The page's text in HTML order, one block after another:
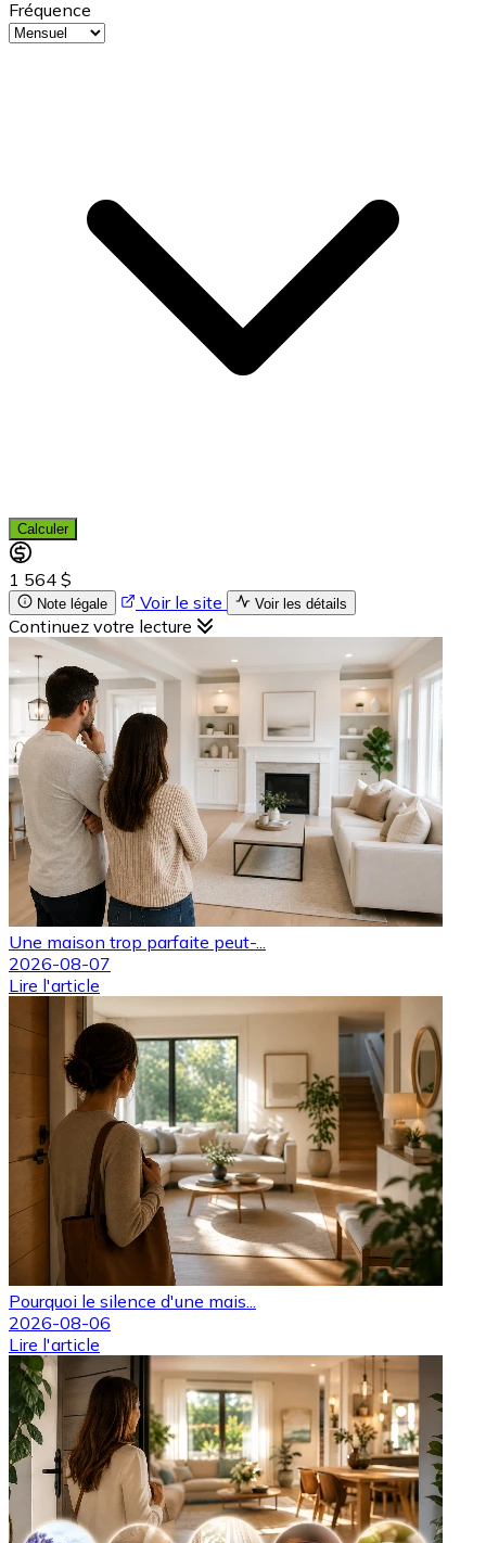
Fréquence
Calculer
1 564 $
Note légale Voir le site Voir les détails
Continuez votre lecture
Une maison trop parfaite peut-...
2026-08-07
Lire l'article
Pourquoi le silence d'une mais...
2026-08-06
Lire l'article